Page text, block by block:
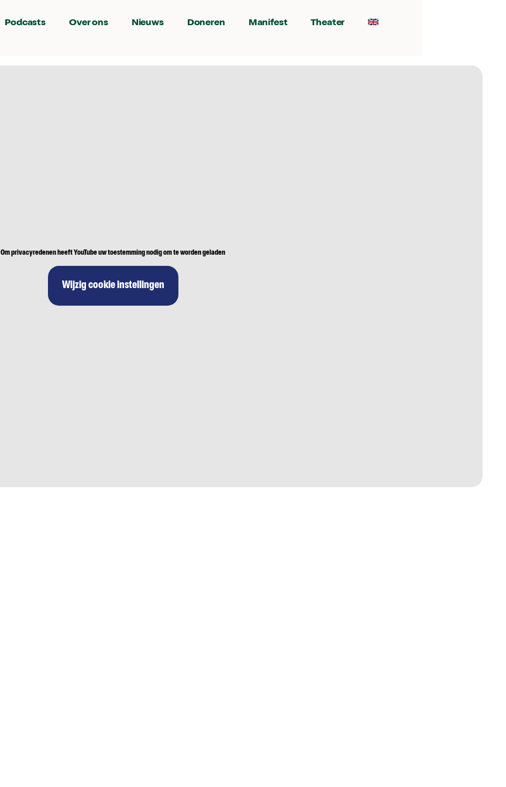
Podcasts Over ons Nieuws Doneren Manifest Theater
Om privacyredenen heeft YouTube uw toestemming nodig om te worden geladen
Wijzig cookie instellingen